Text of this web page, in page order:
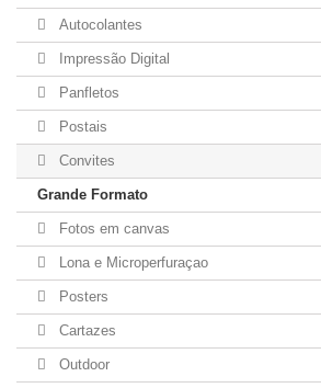
Autocolantes
Impressão Digital
Panfletos
Postais
Convites
Grande Formato
Fotos em canvas
Lona e Microperfuraçao
Posters
Cartazes
Outdoor